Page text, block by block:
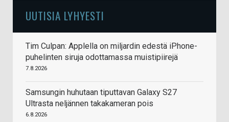
UUTISIA LYHYESTI
Tim Culpan: Applella on miljardin edestä iPhone-
puhelinten siruja odottamassa muistipiirejä
7.8.2026
Samsungin huhutaan tiputtavan Galaxy S27
Ultrasta neljännen takakameran pois
6.8.2026